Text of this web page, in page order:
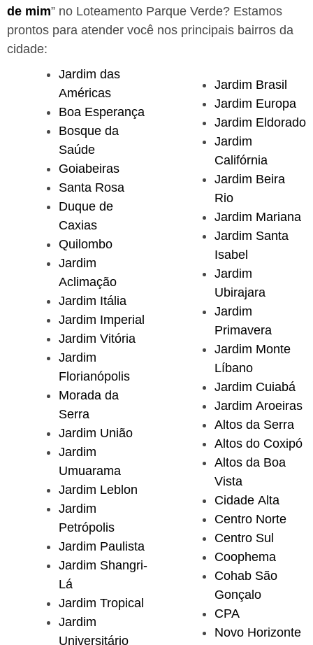
de mim” no Loteamento Parque Verde? Estamos
prontos para atender você nos principais bairros da
cidade:
Jardim das
Américas
Boa Esperança
Bosque da
Saúde
Goiabeiras
Santa Rosa
Duque de
Caxias
Quilombo
Jardim
Aclimação
Jardim Itália
Jardim Imperial
Jardim Vitória
Jardim
Florianópolis
Morada da
Serra
Jardim União
Jardim
Umuarama
Jardim Leblon
Jardim
Petrópolis
Jardim Paulista
Jardim Shangri-
Lá
Jardim Tropical
Jardim
Universitário
Jardim Brasil
Jardim Europa
Jardim Eldorado
Jardim
Califórnia
Jardim Beira
Rio
Jardim Mariana
Jardim Santa
Isabel
Jardim
Ubirajara
Jardim
Primavera
Jardim Monte
Líbano
Jardim Cuiabá
Jardim Aroeiras
Altos da Serra
Altos do Coxipó
Altos da Boa
Vista
Cidade Alta
Centro Norte
Centro Sul
Coophema
Cohab São
Gonçalo
CPA
Novo Horizonte